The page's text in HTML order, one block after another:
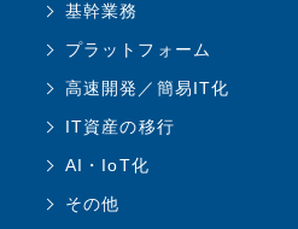
基幹業務
プラットフォーム
高速開発／簡易IT化
IT資産の移行
AI・IoT化
その他